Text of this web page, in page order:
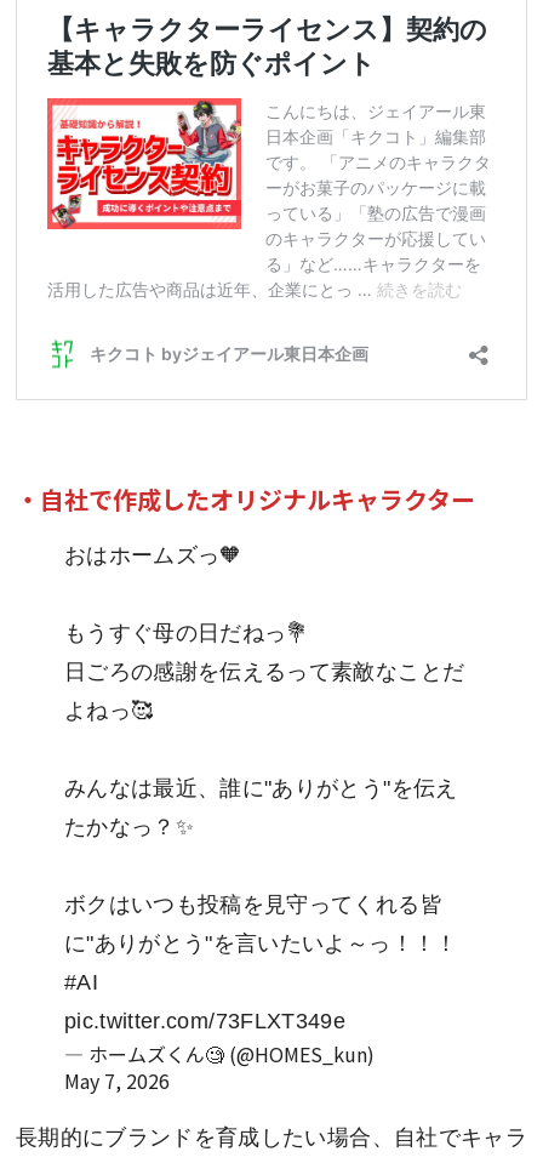
・自社で作成したオリジナルキャラクター
おはホームズっ🧡
もうすぐ母の日だねっ💐
日ごろの感謝を伝えるって素敵なことだ
よねっ🥰
みんなは最近、誰に"ありがとう"を伝え
たかなっ？✨
ボクはいつも投稿を見守ってくれる皆
に"ありがとう"を言いたいよ～っ！！！
#AI
pic.twitter.com/73FLXT349e
— ホームズくん🧐 (@HOMES_kun)
May 7, 2026
長期的にブランドを育成したい場合、自社でキャラ